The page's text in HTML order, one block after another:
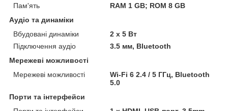
Пам'ять
RAM 1 GB; ROM 8 GB
Аудіо та динаміки
Вбудовані динаміки
2 х 5 Вт
Підключення аудіо
3.5 мм, Bluetooth
Мережеві можливості
Мережеві можливості
Wi-Fi 6 2.4 / 5 ГГц, Bluetooth
5.0
Порти та інтерфейси